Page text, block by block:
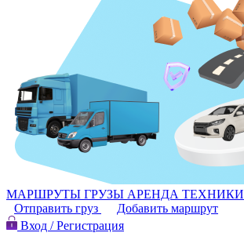
МАРШРУТЫ ГРУЗЫ АРЕНДА ТЕХНИКИ
Отправить груз
Добавить маршрут
Вход / Регистрация